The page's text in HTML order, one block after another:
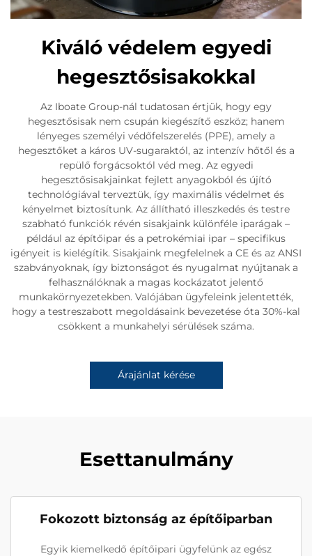
Kiváló védelem egyedi
hegesztősisakokkal
Az Iboate Group-nál tudatosan értjük, hogy egy
hegesztősisak nem csupán kiegészítő eszköz; hanem
lényeges személyi védőfelszerelés (PPE), amely a
hegesztőket a káros UV-sugaraktól, az intenzív hőtől és a
repülő forgácsoktól véd meg. Az egyedi
hegesztősisakjainkat fejlett anyagokból és újító
technológiával terveztük, így maximális védelmet és
kényelmet biztosítunk. Az állítható illeszkedés és testre
szabható funkciók révén sisakjaink különféle iparágak –
például az építőipar és a petrokémiai ipar – specifikus
igényeit is kielégítik. Sisakjaink megfelelnek a CE és az ANSI
szabványoknak, így biztonságot és nyugalmat nyújtanak a
felhasználóknak a magas kockázatot jelentő
munkakörnyezetekben. Valójában ügyfeleink jelentették,
hogy a testreszabott megoldásaink bevezetése óta 30%-kal
csökkent a munkahelyi sérülések száma.
Árajánlat kérése
Esettanulmány
Fokozott biztonság az építőiparban
Egyik kiemelkedő építőipari ügyfelünk az egész